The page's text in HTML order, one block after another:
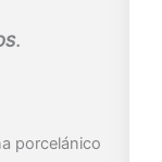
porcelánico